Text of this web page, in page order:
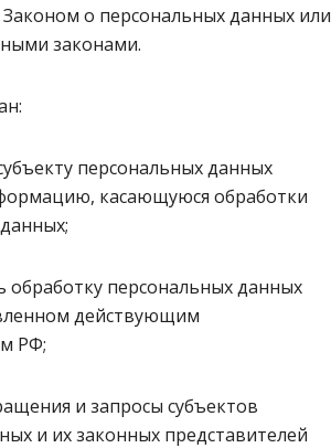
о персональных данных или
законами.
персональных данных
касающуюся обработки
персональных данных
действующим
РФ;
и запросы субъектов
и их законных представителей